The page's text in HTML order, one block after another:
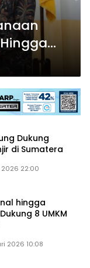
Dukung
di Sumatera
2026 22:00
hingga
8 UMKM
2026 10:08